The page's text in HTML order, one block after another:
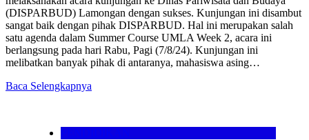
(DISPARBUD) Lamongan dengan sukses. Kunjungan ini disambut
sangat baik dengan pihak DISPARBUD. Hal ini merupakan salah
satu agenda dalam Summer Course UMLA Week 2, acara ini
berlangsung pada hari Rabu, Pagi (7/8/24). Kunjungan ini
melibatkan banyak pihak di antaranya, mahasiswa asing…
Baca Selengkapnya